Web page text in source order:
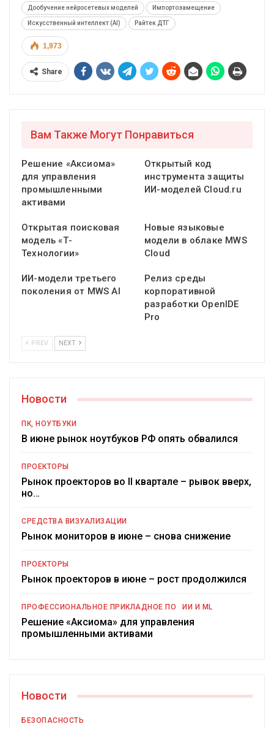
Дообучение нейросетевых моделей Импортозамещение
Искусственный интеллект (AI) Райтек ДТГ
1,973
Share
Вам Также Могут Понравиться
Решение «Аксиома»
для управления
промышленными
активами
Открытый код
инструмента защиты
ИИ-моделей Cloud.ru
Открытая поисковая
модель «Т-
Технологии»
Новые языковые
модели в облаке MWS
Cloud
ИИ-модели третьего
поколения от MWS AI
Релиз среды
корпоративной
разработки OpenIDE
Pro
PREV NEXT
Новости
ПК, НОУТБУКИ
В июне рынок ноутбуков РФ опять обвалился
ПРОЕКТОРЫ
Рынок проекторов во II квартале – рывок вверх,
но…
СРЕДСТВА ВИЗУАЛИЗАЦИИ
Рынок мониторов в июне – снова снижение
ПРОЕКТОРЫ
Рынок проекторов в июне – рост продолжился
ПРОФЕССИОНАЛЬНОЕ ПРИКЛАДНОЕ ПО ИИ И ML
Решение «Аксиома» для управления
промышленными активами
Новости
БЕЗОПАСНОСТЬ